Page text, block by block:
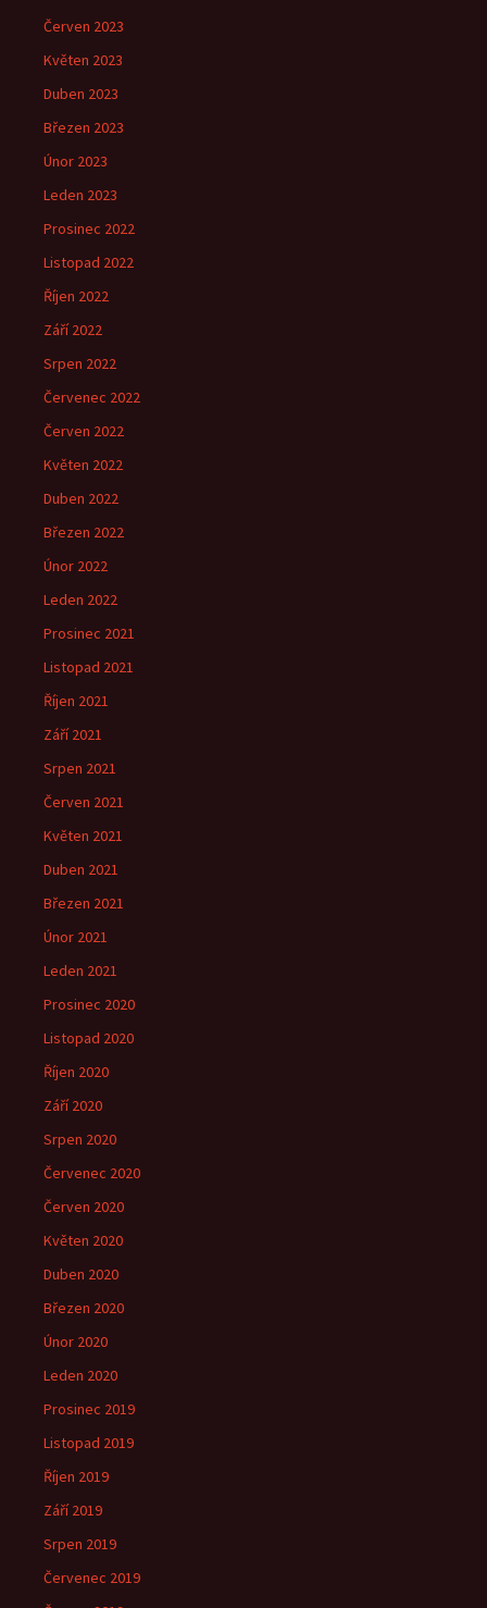
Červen 2023
Květen 2023
Duben 2023
Březen 2023
Únor 2023
Leden 2023
Prosinec 2022
Listopad 2022
Říjen 2022
Září 2022
Srpen 2022
Červenec 2022
Červen 2022
Květen 2022
Duben 2022
Březen 2022
Únor 2022
Leden 2022
Prosinec 2021
Listopad 2021
Říjen 2021
Září 2021
Srpen 2021
Červen 2021
Květen 2021
Duben 2021
Březen 2021
Únor 2021
Leden 2021
Prosinec 2020
Listopad 2020
Říjen 2020
Září 2020
Srpen 2020
Červenec 2020
Červen 2020
Květen 2020
Duben 2020
Březen 2020
Únor 2020
Leden 2020
Prosinec 2019
Listopad 2019
Říjen 2019
Září 2019
Srpen 2019
Červenec 2019